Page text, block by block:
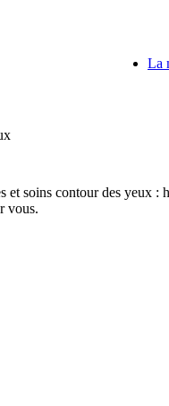
La
et soins contour des yeux :
vous.